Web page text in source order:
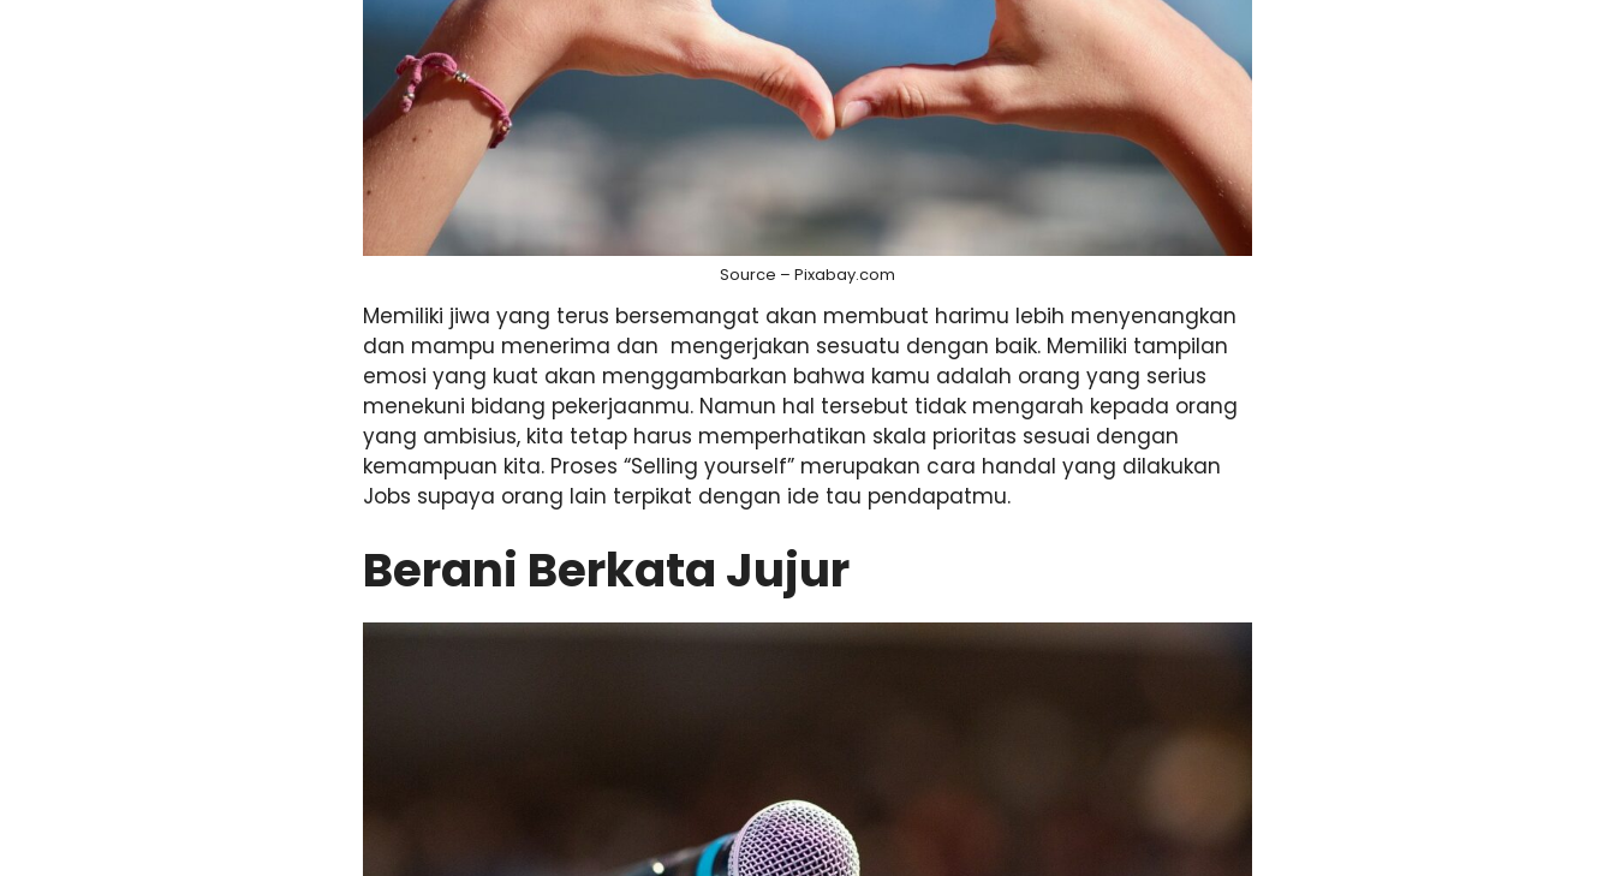
Source – Pixabay.com
Memiliki jiwa yang terus bersemangat akan membuat harimu lebih menyenangkan
dan mampu menerima dan mengerjakan sesuatu dengan baik. Memiliki tampilan
emosi yang kuat akan menggambarkan bahwa kamu adalah orang yang serius
menekuni bidang pekerjaanmu. Namun hal tersebut tidak mengarah kepada orang
yang ambisius, kita tetap harus memperhatikan skala prioritas sesuai dengan
kemampuan kita. Proses “Selling yourself” merupakan cara handal yang dilakukan
Jobs supaya orang lain terpikat dengan ide tau pendapatmu.
Berani Berkata Jujur